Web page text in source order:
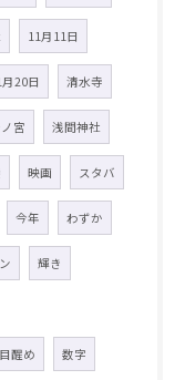
11月11日
月20日 清水寺
宮 浅間神社
映画 スタバ
今年 わずか
輝き
目醒め 数字